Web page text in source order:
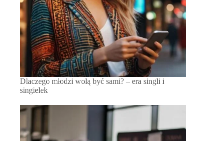
Dlaczego młodzi wolą być sami? – era singli i
singielek